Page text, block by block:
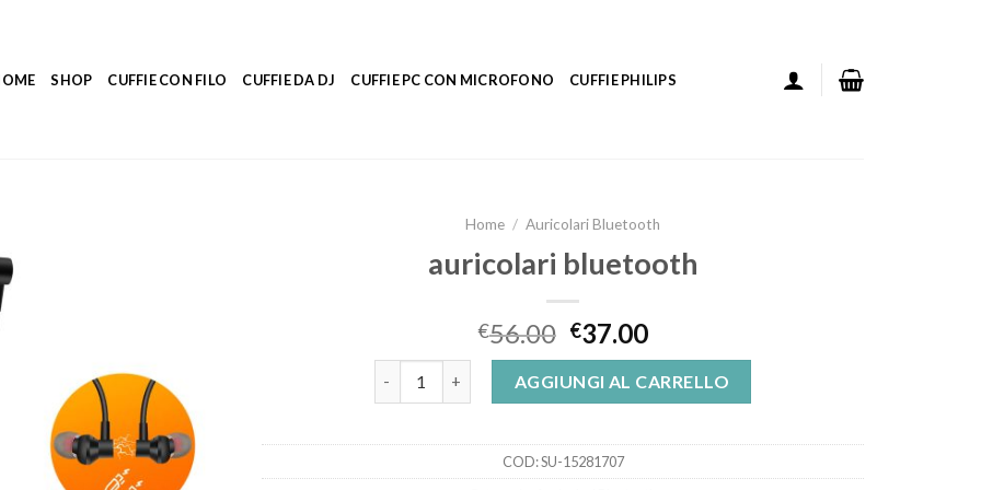
SHOP CUFFIE CON FILO CUFFIE DA DJ CUFFIE PC CON MICROFONO CUFFIE PHILIPS
Home / Auricolari Bluetooth
auricolari bluetooth
€56.00 €37.00
AGGIUNGI AL CARRELLO
COD:SU-15281707